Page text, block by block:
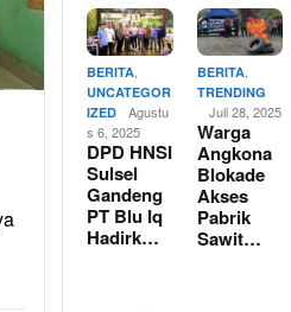
BERITA,
UNCATEGOR
IZED
Agustu
s 6, 2025
DPD HNSI
Sulsel
Gandeng
PT Blu Iq
Hadirk…
BERITA,
TRENDING
Juli 28, 2025
Warga
Angkona
Blokade
Akses
Pabrik
Sawit…